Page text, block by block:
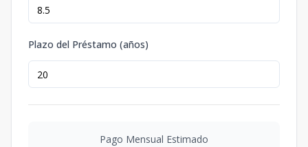
Plazo del Préstamo (años)
Pago Mensual Estimado